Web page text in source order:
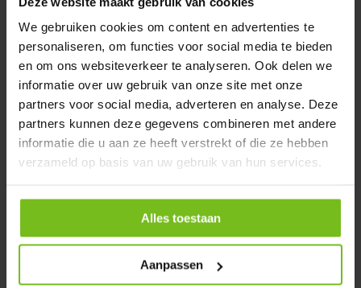
We gebruiken cookies om content en advertenties te
personaliseren, om functies voor social media te bieden
en om ons websiteverkeer te analyseren. Ook delen we
informatie over uw gebruik van onze site met onze
partners voor social media, adverteren en analyse. Deze
partners kunnen deze gegevens combineren met andere
informatie die u aan ze heeft verstrekt of die ze hebben
verzameld op basis van uw gebruik van hun services.
Alles toestaan
Aanpassen
Comparer
En stock
Deliverytime
€ 6.499,-
Canon à boulets
L'utilisation d'un lance-balles apporte un plus à
l'entraînement de football. Grâce à lui, les tirs, les centres et
les longs ballons peuvent être répétés de manière constante
et au niveau souhaité. Ainsi, les joueurs et les gardiens de but